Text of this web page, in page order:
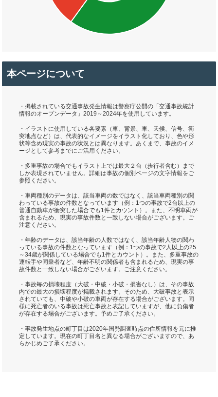
本ページについて
・掲載されている交通事故発生情報は警察庁公開の「交通事故統計
情報のオープンデータ」2019～2024年を使用しています。
・イラストに使用している各要素（車、背景、車、天候、信号、衝
突地点など）は、代表的なイメージをイラスト化しており、色や形
状等含め現実の事故の状況とは異なります。あくまで、事故のイメ
ージとして参考までにご活用ください。
・多重事故の場合でもイラスト上では最大２台（歩行者含む）まで
しか表現されていません。詳細は事故の個別ページの文字情報をご
参照ください。
・車両種別のデータは、該当車両の数ではなく、該当車両種別の関
わっている事故の件数となっています（例：1つの事故で2台以上の
普通自動車が衝突した場合でも1件とカウント）。また、不明車両が
含まれるため、現実の事故件数と一致しない場合がございます。ご
注意ください。
・年齢のデータは、該当年齢の人数ではなく、該当年齢人物の関わ
っている事故の件数となっています（例：1つの事故で2人以上の25
～34歳が関係している場合でも1件とカウント）。また、多重事故の
運転手や同乗者など、年齢不明の関係者も含まれるため、現実の事
故件数と一致しない場合がございます。ご注意ください。
・事故毎の損壊程度（大破・中破・小破・損害なし）は、その事故
内での最大の損壊程度が掲載されます。そのため、大破事故と表示
されていても、中破や小破の車両が存在する場合がございます。同
様に死亡者のいる事故は死亡事故と表記していますが、他に負傷者
が存在する場合がございます。予めご了承ください。
・事故発生地点の町丁目は2020年国勢調査時点の住所情報を元に推
定しています。現在の町丁目名と異なる場合がございますので、あ
らかじめご了承ください。